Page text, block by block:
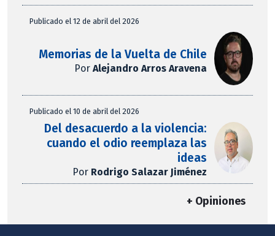
Publicado el 12 de abril del 2026
Memorias de la Vuelta de Chile
PorAlejandro Arros Aravena
Publicado el 10 de abril del 2026
Del desacuerdo a la violencia:
cuando el odio reemplaza las
ideas
Por Rodrigo Salazar Jiménez
+ Opiniones